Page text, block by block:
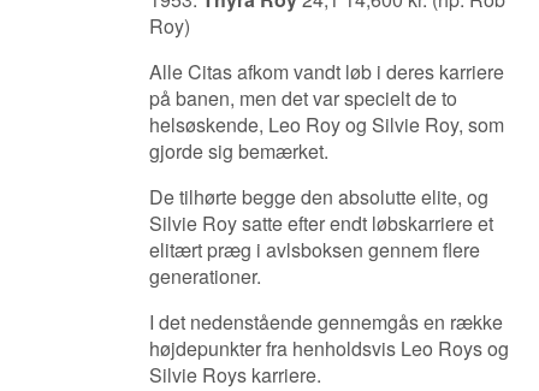
Roy)
Alle Citas afkom vandt løb i deres karriere
på banen, men det var specielt de to
helsøskende, Leo Roy og Silvie Roy, som
gjorde sig bemærket.
De tilhørte begge den absolutte elite, og
Silvie Roy satte efter endt løbskarriere et
elitært præg i avlsboksen gennem flere
generationer.
I det nedenstående gennemgås en række
højdepunkter fra henholdsvis Leo Roys og
Silvie Roys karriere.